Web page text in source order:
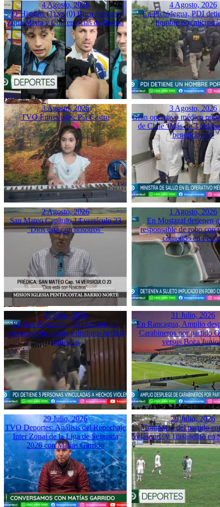
4 Agosto, 2026
O’Higgins (1) vs (0) Boca Juniors:
Zona Mixta y Conferencias de Prensa
4 Agosto, 2026
En Pichidegua, PDI
hombre por
3 Agosto, 2026
TVO Entrevistas: Pía Castro
3 Agosto, 2026
Gran operativo médico
de Chile “Más de 3 mil
beneficiaron”
2 Agosto, 2026
San Mateo Capítulo 14 versículo 23
“Dios está con nosotros”
1 Agosto, 2026
En Mostazal detienen
responsable de robo con
cometido en
31 Julio, 2026
En San Fernando, PDI detiene a 3
personas vinculadas a distintos hechos
violentos
31 Julio, 2026
En Rancagua, Amplio
Carabineros por partido
versus Boca
29 Julio, 2026
TVO Deportes: Análisis del Repechaje
Inter Zonal de la Liga de Segunda
2026 con Matías Garrido
29 Julio, 2026
Compacto del partido
Velásquez y Trasandino en